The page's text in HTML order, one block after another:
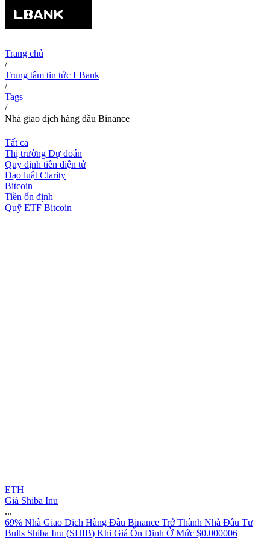
Trang chủ
/
Trung tâm tin tức LBank
/
Tags
/
Nhà giao dịch hàng đầu Binance
Tất cả
Thị trường Dự đoán
Quy định tiền điện tử
Đạo luật Clarity
Bitcoin
Tiền ổn định
Quỹ ETF Bitcoin
ETH
Giá Shiba Inu
...
69% Nhà Giao Dịch Hàng Đầu Binance Trở Thành Nhà Đầu Tư
Bulls Shiba Inu (SHIB) Khi Giá Ổn Định Ở Mức $0.000006